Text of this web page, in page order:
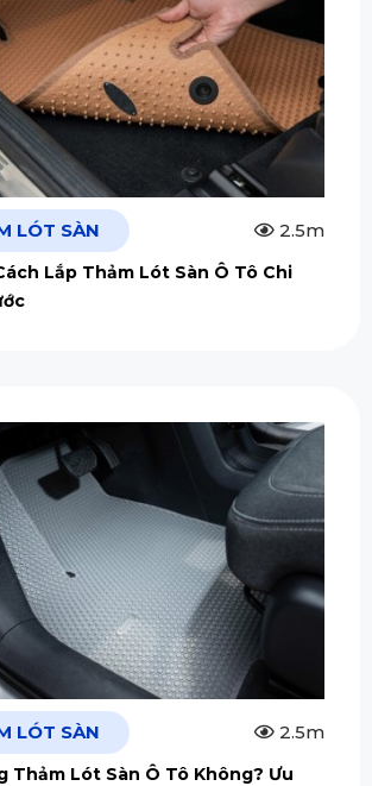
LÓT SÀN 2.5m
Lắp Thảm Lót Sàn Ô Tô Chi
LÓT SÀN 2.5m
Thảm Lót Sàn Ô Tô Không? Ưu